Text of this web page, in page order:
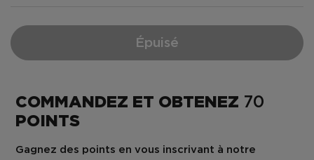
Épuisé
COMMANDEZ ET OBTENEZ 70
POINTS
Gagnez des points en vous inscrivant à notre